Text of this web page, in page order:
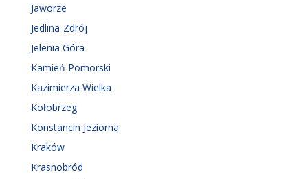
Jaworze
Jedlina-Zdrój
Jelenia Góra
Kamień Pomorski
Kazimierza Wielka
Kołobrzeg
Konstancin Jeziorna
Kraków
Krasnobród